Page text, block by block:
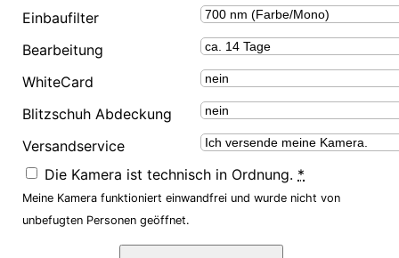
Einbaufilter
Bearbeitung
WhiteCard
Blitzschuh Abdeckung
Versandservice
Die Kamera ist technisch in Ordnung. *
Meine Kamera funktioniert einwandfrei und wurde nicht von
unbefugten Personen geöffnet.